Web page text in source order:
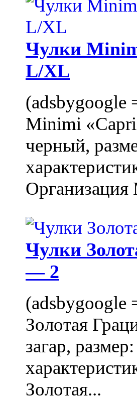
Чулки
L/XL
(adsbygoogle
Minimi
черный,
Чулки
— 2
(adsbygoogle
Золотая
загар,
Золотая...